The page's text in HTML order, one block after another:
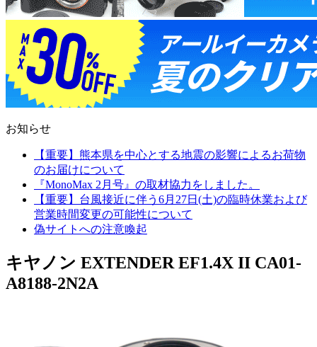
お知らせ
【重要】熊本県を中心とする地震の影響によるお荷物
のお届けについて
『MonoMax 2月号』の取材協力をしました。
【重要】台風接近に伴う6月27日(土)の臨時休業および
営業時間変更の可能性について
偽サイトへの注意喚起
キヤノン EXTENDER EF1.4X II CA01-
A8188-2N2A